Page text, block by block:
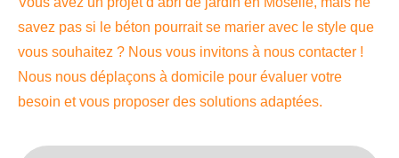
savez pas si le béton pourrait se marier avec le style que
vous souhaitez ? Nous vous invitons à nous contacter !
Nous nous déplaçons à domicile pour évaluer votre
besoin et vous proposer des solutions adaptées.